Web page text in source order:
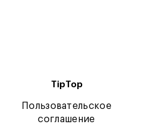
TipTop
Пользовательское
соглашение